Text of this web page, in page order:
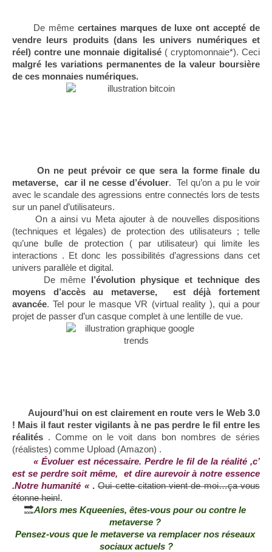
De même certaines marques de luxe ont accepté de
vendre leurs produits (dans les univers numériques et
réel) contre une monnaie digitalisé
malgré les variations permanentes de la valeur boursière
de ces monnaies numériques.
On ne peut prévoir ce que sera la forme finale du
metaverse,  car il ne cesse d’évoluer.  Tel qu’on a pu le voir
avec le scandale des agressions entre connectés lors de tests
sur un panel d’utilisateurs.
On a ainsi vu Meta ajouter à de nouvelles dispositions
(techniques et légales) de protection des utilisateurs ; telle
qu’une bulle de protection ( par utilisateur) qui limite les
interactions . Et donc les possibilités d’agressions dans cet
univers parallèle et digital.
De même
l’évolution physique et technique des
moyens d’accès au metaverse,  est déjà fortement
avancée. Tel pour le masque VR (virtual reality ), qui a pour
projet de passer d’un casque complet à une lentille de vue.
Aujourd’hui on est clairement en route vers le Web 3.0
! Mais il faut rester vigilants à ne pas perdre le fil entre les
réalités . Comme on le voit dans bon nombres de séries
(réalistes) comme Upload (Amazon) .
« Évoluer est nécessaire. Perdre le fil de la réalité ,c’
est se perdre soit même,  et dire aurevoir à notre essence
.Notre humanité « . Oui cette citation vient de moi…ça vous
étonne hein!.
Alors mes Kqueenies, êtes-vous pour ou contre le
metaverse ?
Pensez-vous que le metaverse va remplacer nos réseaux
sociaux actuels ?